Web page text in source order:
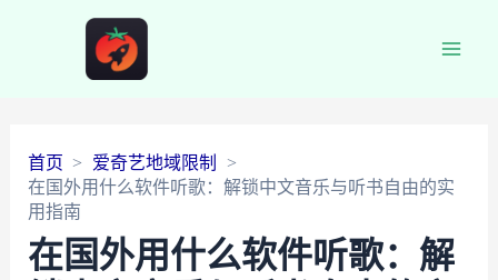
首页
爱奇艺地域限制
在国外用什么软件听歌：解锁中文音乐与听书自由的实
用指南
在国外用什么软件听歌：解